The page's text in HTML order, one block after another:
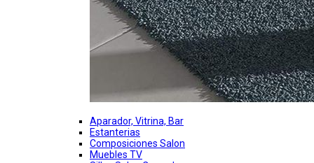
Aparador, Vitrina, Bar
Estanterias
Composiciones Salon
Muebles TV